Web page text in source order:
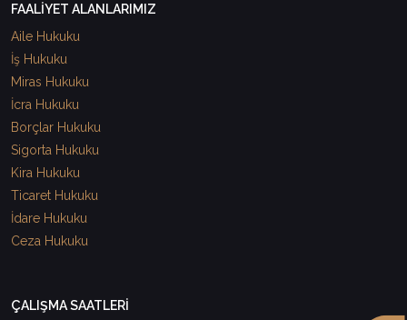
FAALİYET ALANLARIMIZ
Aile Hukuku
İş Hukuku
Miras Hukuku
İcra Hukuku
Borçlar Hukuku
Sigorta Hukuku
Kira Hukuku
Ticaret Hukuku
İdare Hukuku
Ceza Hukuku
ÇALIŞMA SAATLERİ